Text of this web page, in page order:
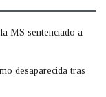
MS sentenciado a
desaparecida tras